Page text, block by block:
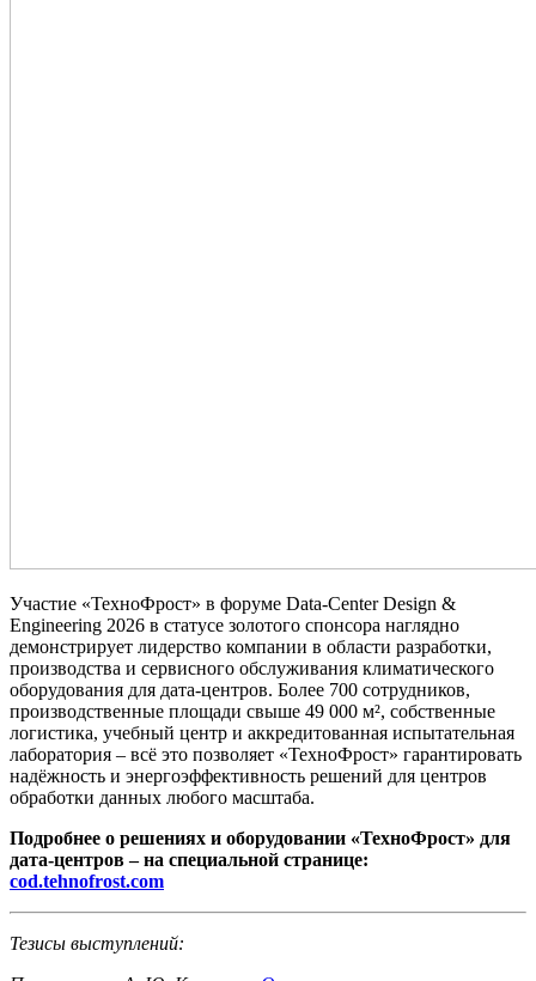
Участие «ТехноФрост» в форуме Data-Center Design &
Engineering 2026 в статусе золотого спонсора наглядно
демонстрирует лидерство компании в области разработки,
производства и сервисного обслуживания климатического
оборудования для дата-центров. Более 700 сотрудников,
производственные площади свыше 49 000 м², собственные
логистика, учебный центр и аккредитованная испытательная
лаборатория – всё это позволяет «ТехноФрост» гарантировать
надёжность и энергоэффективность решений для центров
обработки данных любого масштаба.
Подробнее о решениях и оборудовании «ТехноФрост» для
дата-центров – на специальной странице:
cod.tehnofrost.com
Тезисы выступлений: